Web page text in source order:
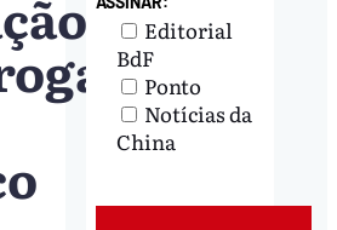
Editorial
BdF
Ponto
Notícias da
China